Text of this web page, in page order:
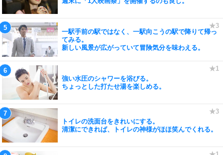
一駅手前の駅ではなく、一駅向こうの駅で降りて帰っ
てみる。
新しい風景が広がっていて冒険気分を味わえる。
強い水圧のシャワーを浴びる。
ちょっとした打たせ湯を楽しめる。
トイレの洗面台をきれいにする。
清潔にできれば、トイレの神様がほほ笑んでくれる。